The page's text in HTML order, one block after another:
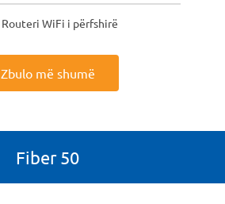
Routeri WiFi i përfshirë
Zbulo më shumë
Fiber 50